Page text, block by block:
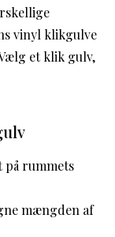
vinyl klikgulve
et klik gulv,
rummets
mængden af